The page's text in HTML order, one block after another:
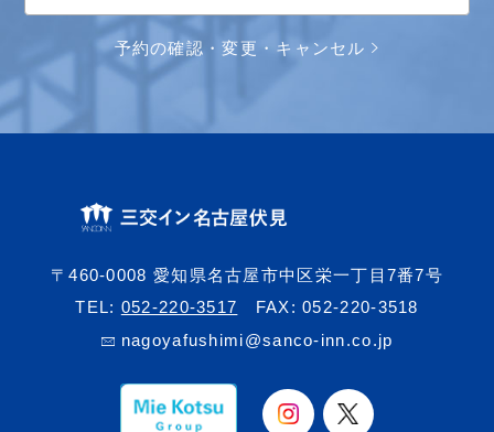
予約の確認・変更・キャンセル
〒460-0008 愛知県名古屋市中区栄一丁目7番7号
TEL: 052-220-3517
FAX: 052-220-3518
nagoyafushimi@sanco-inn.co.jp